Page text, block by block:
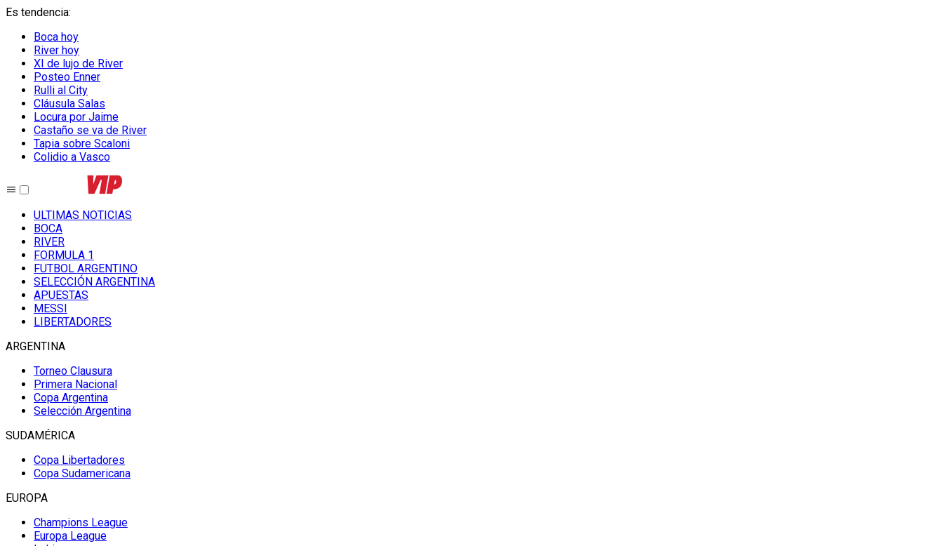
Es tendencia:
Boca hoy
River hoy
XI de lujo de River
Posteo Enner
Rulli al City
Cláusula Salas
Locura por Jaime
Castaño se va de River
Tapia sobre Scaloni
Colidio a Vasco
ULTIMAS NOTICIAS
BOCA
RIVER
FORMULA 1
FUTBOL ARGENTINO
SELECCIÓN ARGENTINA
APUESTAS
MESSI
LIBERTADORES
ARGENTINA
Torneo Clausura
Primera Nacional
Copa Argentina
Selección Argentina
SUDAMÉRICA
Copa Libertadores
Copa Sudamericana
EUROPA
Champions League
Europa League